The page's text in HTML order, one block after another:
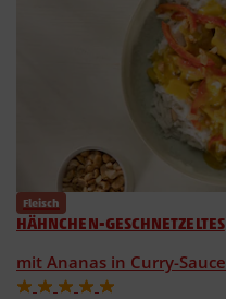
Fleisch
HÄHNCHEN-GESCHNETZELTES
mit Ananas in Curry-Sauce